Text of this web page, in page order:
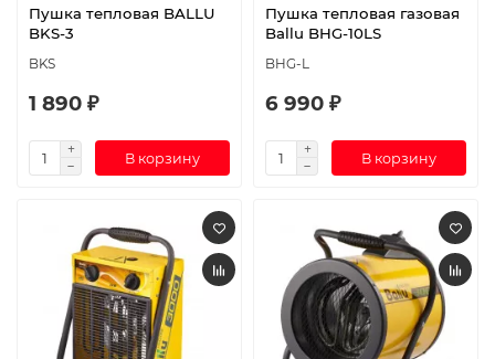
Пушка тепловая BALLU
BKS-3
BKS
1 890 ₽
В корзину
Пушка тепловая газовая
Ballu BHG-10LS
BHG-L
6 990 ₽
В корзину